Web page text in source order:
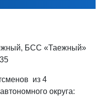
БСС «Таежный»
из 4
округа: